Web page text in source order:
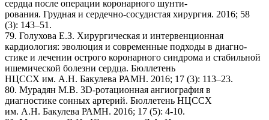
сердца после операции коронарного шунти-
рования. Грудная и сердечно-сосудистая хирургия. 2016; 58
(3): 143–51.
79. Голухова Е.З. Хирургическая и интервенционная
кардиология: эволюция и современные подходы в диагно-
стике и лечении острого коронарного синдрома и стабильной
ишемической болезни сердца. Бюллетень
НЦССХ им. А.Н. Бакулева РАМН. 2016; 17 (3): 113–23.
80. Мурадян М.В. 3D-ротационная ангиография в
диагностике сонных артерий. Бюллетень НЦССХ
им. А.Н. Бакулева РАМН. 2016; 17 (5): 4-10.